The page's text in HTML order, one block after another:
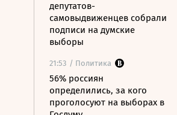
депутатов-
самовыдвиженцев собрали
подписи на думские
выборы
21:53 / Политика
56% россиян
определились, за кого
проголосуют на выборах в